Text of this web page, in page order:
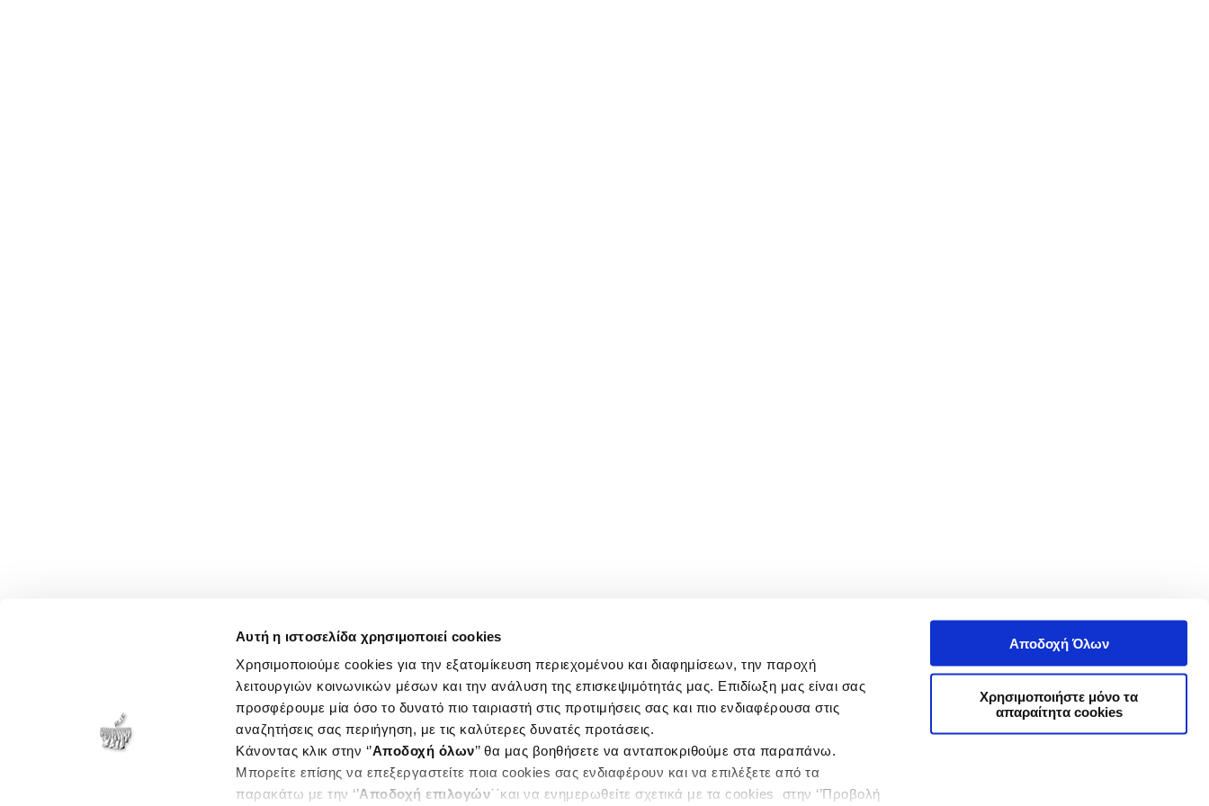
Αυτή η ιστοσελίδα χρησιμοποιεί cookies
Χρησιμοποιούμε cookies για την εξατομίκευση περιεχομένου και διαφημίσεων, την παροχή
λειτουργιών κοινωνικών μέσων και την ανάλυση της επισκεψιμότητάς μας. Επιδίωξη μας είναι σας
προσφέρουμε μία όσο το δυνατό πιο ταιριαστή στις προτιμήσεις σας και πιο ενδιαφέρουσα στις
αναζητήσεις σας περιήγηση, με τις καλύτερες δυνατές προτάσεις.
Κάνοντας κλικ στην ‘’Αποδοχή όλων’’ θα μας βοηθήσετε να ανταποκριθούμε στα παραπάνω.
Μπορείτε επίσης να επεξεργαστείτε ποια cookies σας ενδιαφέρουν και να επιλέξετε από τα
παρακάτω με την ‘’Αποδοχή επιλογών΄΄και να ενημερωθείτε σχετικά με τα cookies στην ‘’Προβολή
Αποδοχή Όλων
Χρησιμοποιήστε μόνο τα
απαραίτητα cookies